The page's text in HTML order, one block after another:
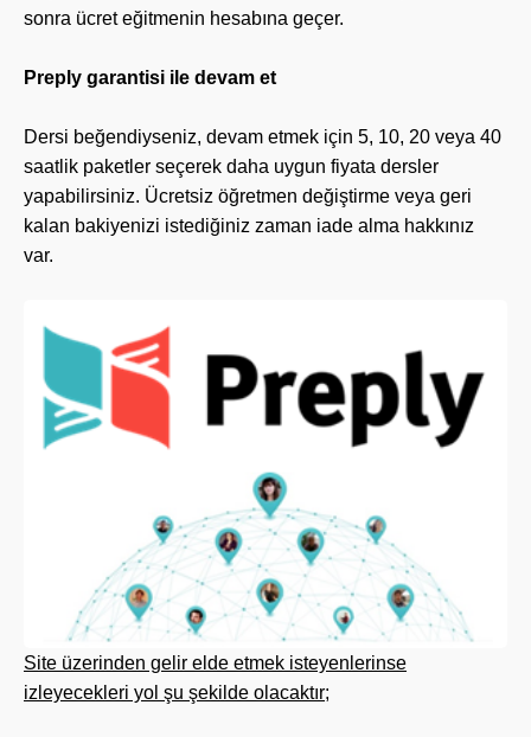
sonra ücret eğitmenin hesabına geçer.
Preply garantisi ile devam et
Dersi beğendiyseniz, devam etmek için 5, 10, 20 veya 40
saatlik paketler seçerek daha uygun fiyata dersler
yapabilirsiniz. Ücretsiz öğretmen değiştirme veya geri
kalan bakiyenizi istediğiniz zaman iade alma hakkınız
var.
Site üzerinden gelir elde etmek isteyenlerinse
izleyecekleri yol şu şekilde olacaktır;